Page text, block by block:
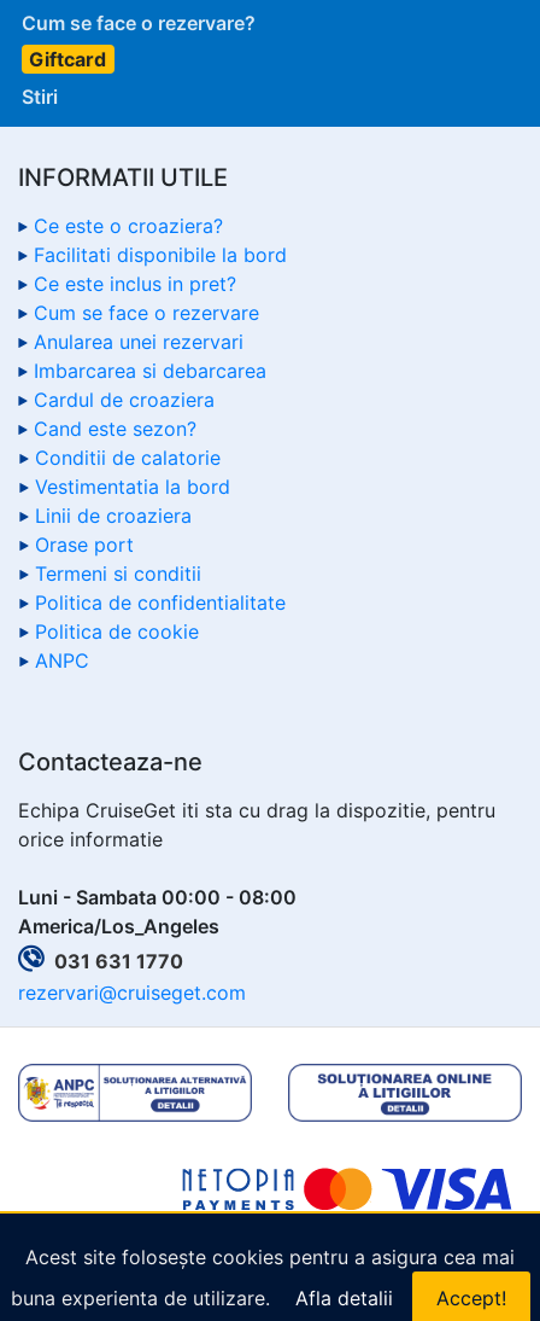
Acest site folosește cookies pentru a asigura cea mai
buna experienta de utilizare.
Afla detalii Accept!
Cum se face o rezervare?
Giftcard
Stiri
INFORMATII UTILE
Ce este o croaziera?
Facilitati disponibile la bord
Ce este inclus in pret?
Cum se face o rezervare
Anularea unei rezervari
Imbarcarea si debarcarea
Cardul de croaziera
Cand este sezon?
Conditii de calatorie
Vestimentatia la bord
Linii de croaziera
Orase port
Termeni si conditii
Politica de confidentialitate
Politica de cookie
ANPC
Contacteaza-ne
Echipa CruiseGet iti sta cu drag la dispozitie, pentru
orice informatie
Luni - Sambata 00:00 - 08:00
America/Los_Angeles
031 631 1770
rezervari@cruiseget.com
Copyright © 2026 Cruiseget.com . Toate drepturile
rezervate.